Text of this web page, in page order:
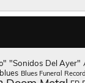
"Sonidos Del Ayer"
blues Blues Funeral